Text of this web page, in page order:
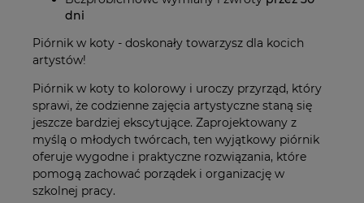
dni
Piórnik w koty - doskonały towarzysz dla kocich
artystów!
Piórnik w koty to kolorowy i uroczy przyrząd, który
sprawi, że codzienne zajęcia artystyczne staną się
jeszcze bardziej ekscytujące. Zaprojektowany z
myślą o młodych twórcach, ten wyjątkowy piórnik
oferuje wygodne i praktyczne rozwiązania, które
pomogą zachować porządek i organizację w
szkolnej pracy.